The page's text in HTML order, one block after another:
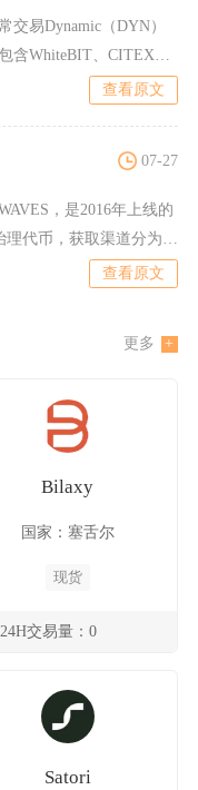
交易Dynamic（DYN）
含WhiteBIT、CITEX、
查看原文
07-27
，是2016年上线的
理代币，获取渠道分为二
查看原文
更多
Bilaxy
国家：塞舌尔
现货
24H交易量：0
Satori